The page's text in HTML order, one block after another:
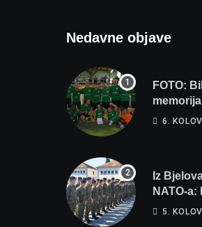
Nedavne objave
FOTO:
6.
Iz
NATO-
vojnika i
5.